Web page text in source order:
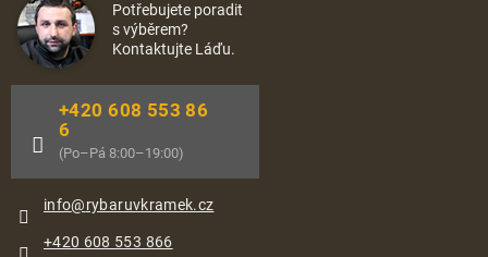
Potřebujete poradit
s výběrem?
Kontaktujte Láďu.
info@rybaruvkramek.cz
+420 608 553 86
6
(Po–Pá 8:00–19:00)
+420 608 553 866